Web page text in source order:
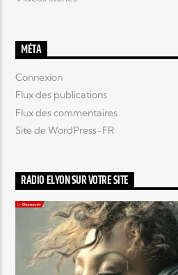
MÉTA
Connexion
Flux des publications
Flux des commentaires
Site de WordPress-FR
RADIO ELYON SUR VOTRE SITE